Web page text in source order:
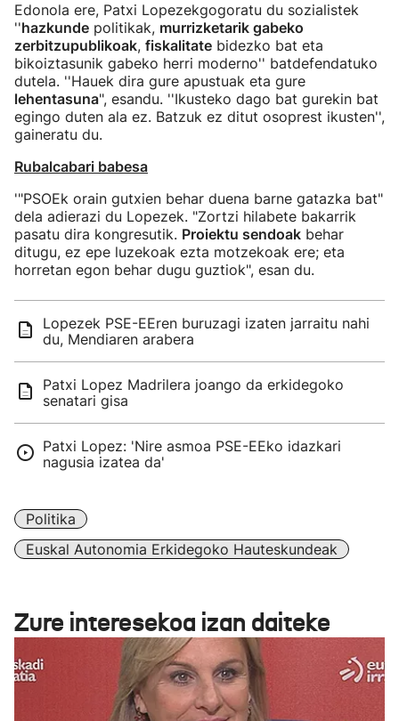
Edonola ere, Patxi Lopezekgogoratu du sozialistek
''hazkunde politikak, murrizketarik gabeko
zerbitzupublikoak, fiskalitate bidezko bat eta
bikoiztasunik gabeko herri moderno'' batdefendatuko
dutela. ''Hauek dira gure apustuak eta gure
lehentasuna", esandu. ''Ikusteko dago bat gurekin bat
egingo duten ala ez. Batzuk ez ditut osoprest ikusten'',
gaineratu du.
Rubalcabari babesa
'"PSOEk orain gutxien behar duena barne gatazka bat"
dela adierazi du Lopezek. "Zortzi hilabete bakarrik
pasatu dira kongresutik. Proiektu sendoak behar
ditugu, ez epe luzekoak ezta motzekoak ere; eta
horretan egon behar dugu guztiok", esan du.
Lopezek PSE-EEren buruzagi izaten jarraitu nahi
du, Mendiaren arabera
Patxi Lopez Madrilera joango da erkidegoko
senatari gisa
Patxi Lopez: 'Nire asmoa PSE-EEko idazkari
nagusia izatea da'
Politika
Euskal Autonomia Erkidegoko Hauteskundeak
Zure interesekoa izan daiteke